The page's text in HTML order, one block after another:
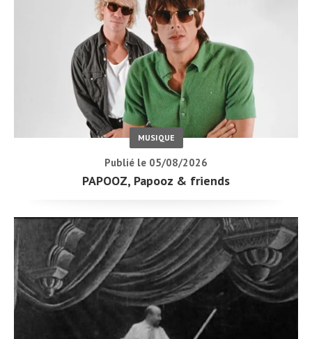
MUSIQUE
Publié le 05/08/2026
PAPOOZ, Papooz & friends